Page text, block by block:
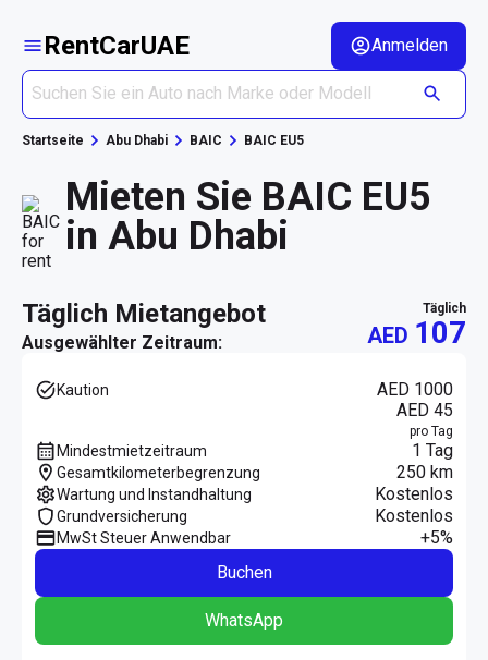
RentCarUAE Anmelden
Startseite Abu Dhabi BAIC BAIC EU5
Mieten Sie BAIC EU5
in Abu Dhabi
täglich Mietangebot
Ausgewählter Zeitraum:
täglich
AED 107
Kaution
AED 1000
AED 45
pro Tag
Mindestmietzeitraum 1 Tag
Gesamtkilometerbegrenzung 250 km
Wartung und Instandhaltung Kostenlos
Grundversicherung Kostenlos
MwSt Steuer Anwendbar
+5%
Buchen
WhatsApp